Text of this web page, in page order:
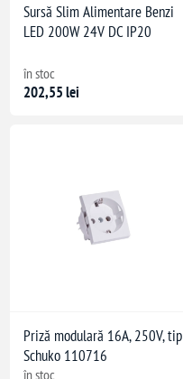
Sursă Slim Alimentare Benzi
LED 200W 24V DC IP20
în stoc
202,55 lei
Priză modulară 16A, 250V, tip
Schuko 110716
în stoc